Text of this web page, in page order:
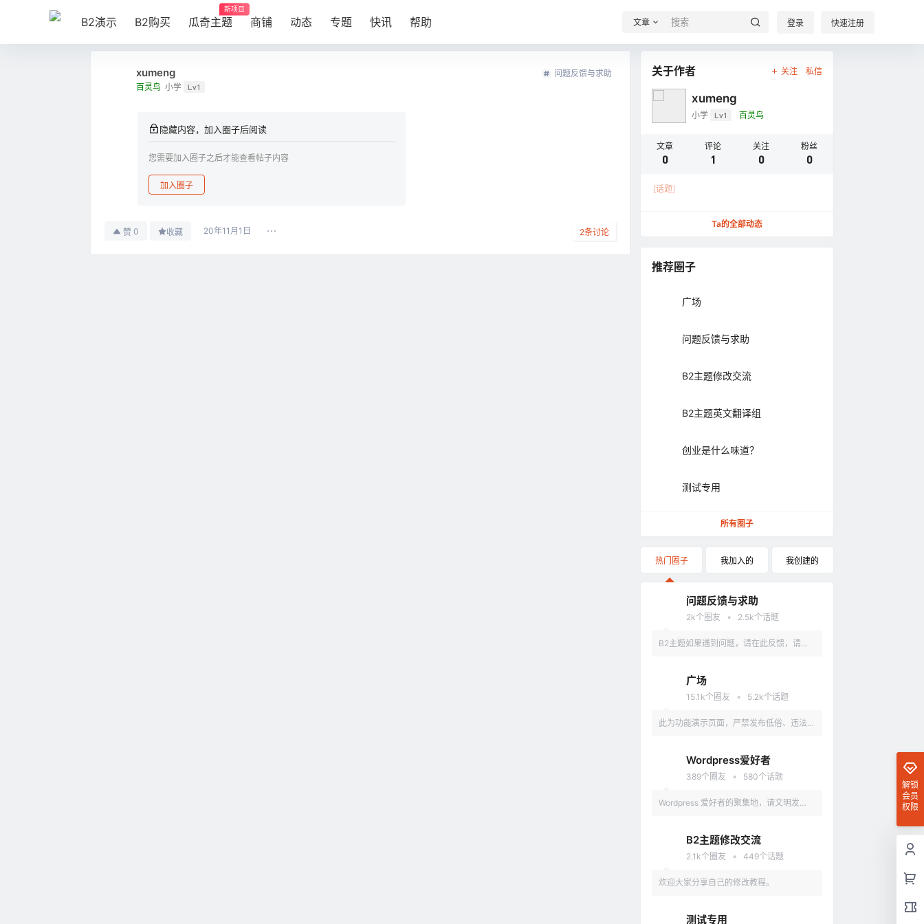
B2演示 B2购买 瓜奇主题
新项目
商铺 动态 专题 快讯 帮助 文章 登录 快速注册
xumeng
百灵鸟 小学 Lv1
问题反馈与求助
隐藏内容，加入圈子后阅读
您需要加入圈子之后才能查看帖子内容
加入圈子
赞 0 收藏 20年11月1日 2条讨论
关于作者 关注 私信
xumeng
小学 Lv1 百灵鸟
文章
0
评论
1
关注
0
粉丝
0
[话题]
Ta的全部动态
推荐圈子
广场
问题反馈与求助
B2主题修改交流
B2主题英文翻译组
创业是什么味道？
测试专用
所有圈子
热门圈子 我加入的 我创建的
问题反馈与求助
2k个圈友 • 2.5k个话题
B2主题如果遇到问题，请在此反馈，请具
广场
15.1k个圈友 • 5.2k个话题
此为功能演示页面，严禁发布低俗、违法、
Wordpress爱好者
389个圈友 • 580个话题
Wordpress 爱好者的聚集地，请文明发
B2主题修改交流
2.1k个圈友 • 449个话题
欢迎大家分享自己的修改教程。
测试专用
解锁
会员
权限